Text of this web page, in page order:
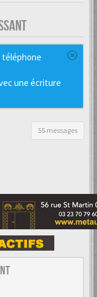
téléphone
une écriture
55 messages